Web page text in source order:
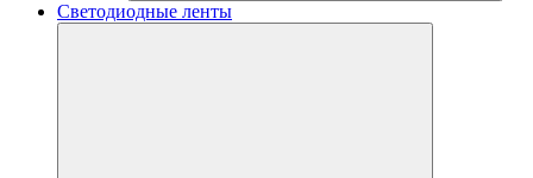
Светодиодные ленты